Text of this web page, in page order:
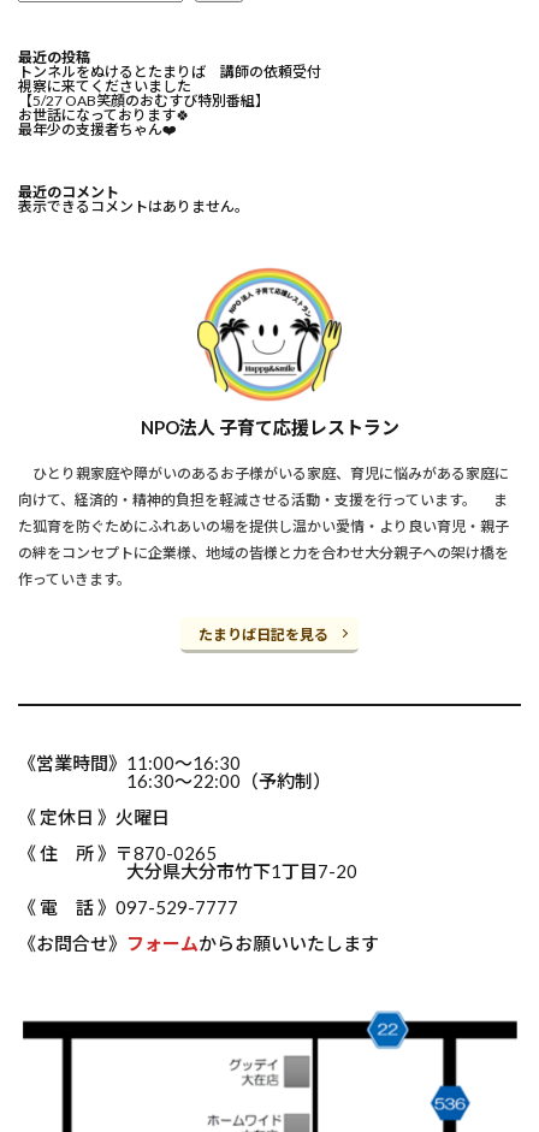
最近の投稿
トンネルをぬけるとたまりば 講師の依頼受付
視察に来てくださいました
【5/27 OAB笑顔のおむすび特別番組】
お世話になっております🍀⁡
最年少の支援者ちゃん❤️⁡
最近のコメント
表示できるコメントはありません。
NPO法人 子育て応援レストラン
ひとり親家庭や障がいのあるお子様がいる家庭、育児に悩みがある家庭に
向けて、経済的・精神的負担を軽減させる活動・支援を行っています。 ま
た狐育を防ぐためにふれあいの場を提供し温かい愛情・より良い育児・親子
の絆をコンセプトに企業様、地域の皆様と力を合わせ大分親子への架け橋を
作っていきます。
たまりば日記を見る
《営業時間》11:00～16:30
16:30～22:00（予約制）
《 定休日 》火曜日
《 住 所 》〒870-0265
大分県大分市竹下1丁目7-20
《 電 話 》097-529-7777
《お問合せ》 フォームからお願いいたします